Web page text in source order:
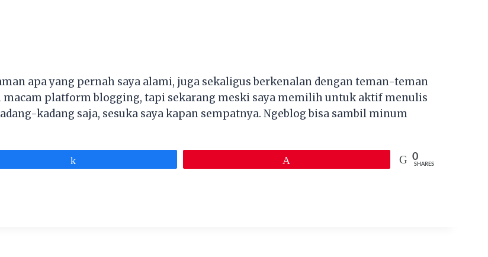
apa yang pernah saya alami, juga sekaligus berkenalan dengan teman-teman
macam platform blogging, tapi sekarang meski saya memilih untuk aktif menulis
kadang saja, sesuka saya kapan sempatnya. Ngeblog bisa sambil minum
0
SHARES